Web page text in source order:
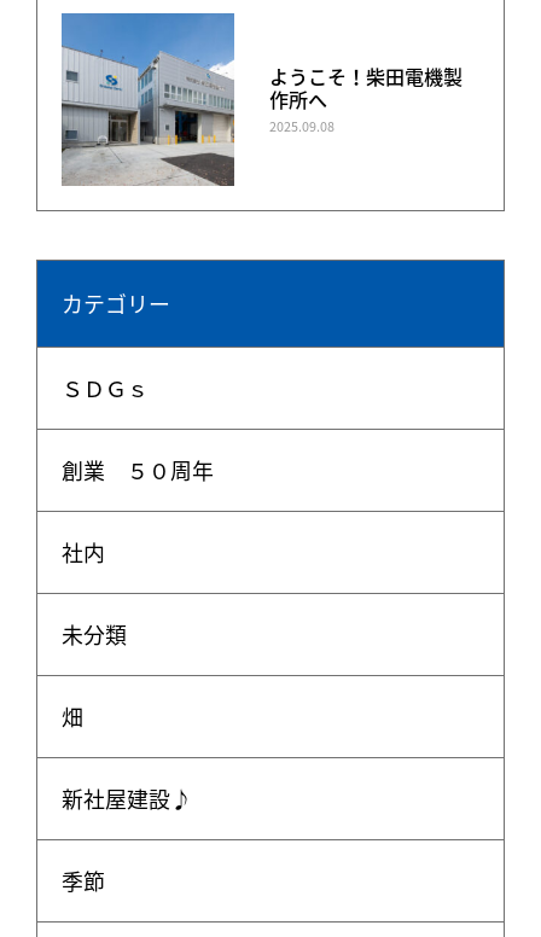
ようこそ！柴田電機製
作所へ
2025.09.08
カテゴリー
ＳＤＧｓ
創業 ５０周年
社内
未分類
畑
新社屋建設♪
季節